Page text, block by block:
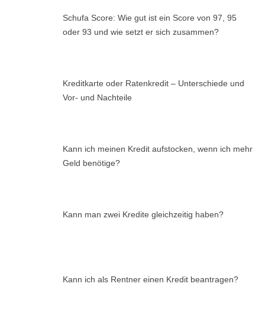
Schufa Score: Wie gut ist ein Score von 97, 95
oder 93 und wie setzt er sich zusammen?
Kreditkarte oder Ratenkredit – Unterschiede und
Vor- und Nachteile
Kann ich meinen Kredit aufstocken, wenn ich mehr
Geld benötige?
Kann man zwei Kredite gleichzeitig haben?
Kann ich als Rentner einen Kredit beantragen?